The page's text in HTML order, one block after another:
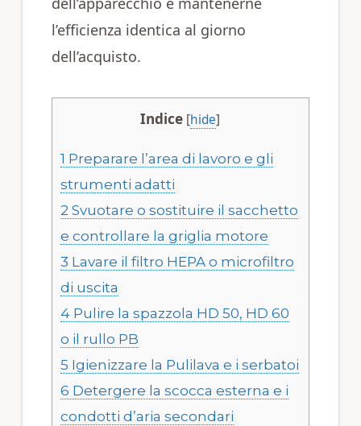
l’efficienza identica al giorno
dell’acquisto.
Indice [hide]
1 Preparare l’area di lavoro e gli
strumenti adatti
2 Svuotare o sostituire il sacchetto
e controllare la griglia motore
3 Lavare il filtro HEPA o microfiltro
di uscita
4Pulire la spazzola HD 50, HD 60
o il rullo PB
5 Igienizzare la Pulilava e i serbatoi
6 Detergere la scocca esterna e i
condotti d’aria secondari